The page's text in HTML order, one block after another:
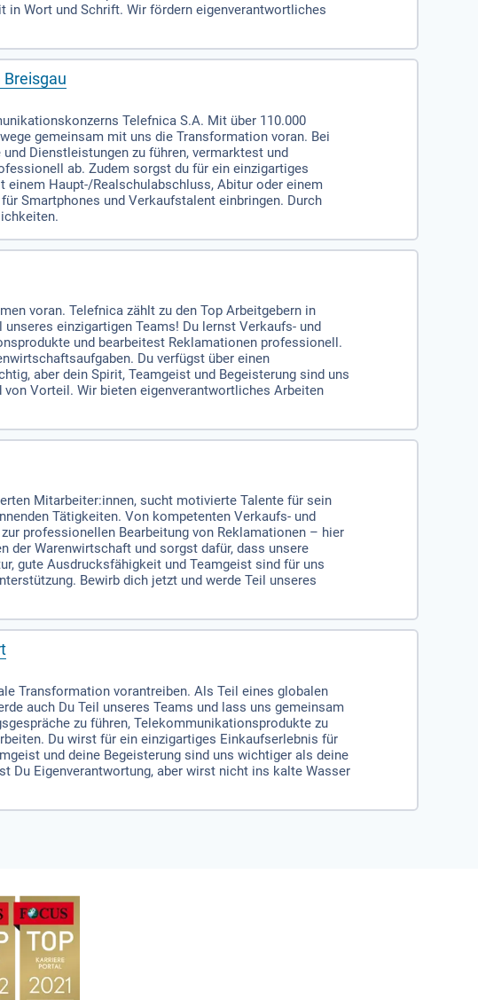
in Wort und Schrift. Wir fördern eigenverantwortliches
Telefnica S.A. Mit über 110.000
gemeinsam mit uns die Transformation voran. Bei
Dienstleistungen zu führen, vermarktest und
ab. Zudem sorgst du für ein einzigartiges
Haupt-/Realschulabschluss, Abitur oder einem
Smartphones und Verkaufstalent einbringen. Durch
voran. Telefnica zählt zu den Top Arbeitgebern in
einzigartigen Teams! Du lernst Verkaufs- und
und bearbeitest Reklamationen professionell.
Du verfügst über einen
aber dein Spirit, Teamgeist und Begeisterung sind uns
Vorteil. Wir bieten eigenverantwortliches Arbeiten
Mitarbeiter:innen, sucht motivierte Talente für sein
Tätigkeiten. Von kompetenten Verkaufs- und
professionellen Bearbeitung von Reklamationen – hier
der Warenwirtschaft und sorgst dafür, dass unsere
gute Ausdrucksfähigkeit und Teamgeist sind für uns
Bewirb dich jetzt und werde Teil unseres
Transformation vorantreiben. Als Teil eines globalen
auch Du Teil unseres Teams und lass uns gemeinsam
zu führen, Telekommunikationsprodukte zu
Du wirst für ein einzigartiges Einkaufserlebnis für
und deine Begeisterung sind uns wichtiger als deine
Du Eigenverantwortung, aber wirst nicht ins kalte Wasser